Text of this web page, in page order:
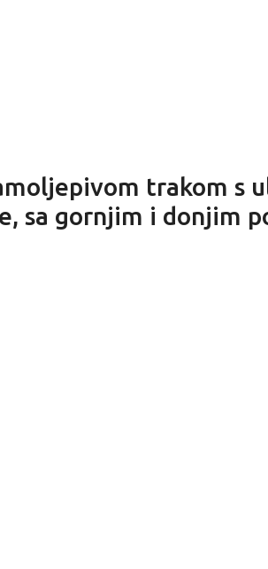
trakom s
sa gornjim i donjim